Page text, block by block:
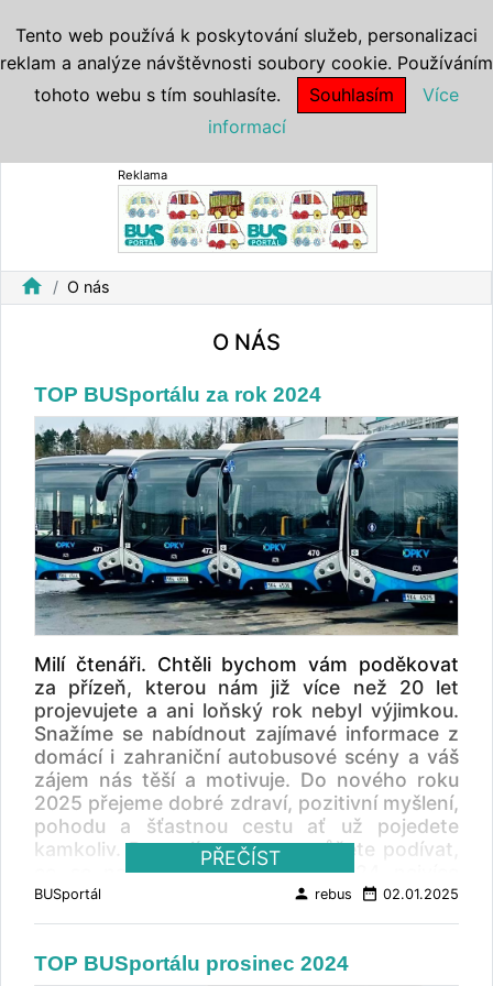
Reklama
home O nás
O NÁS
TOP BUSportálu za rok 2024
Milí čtenáři. Chtěli bychom vám poděkovat
za přízeň, kterou nám již více než 20 let
projevujete a ani loňský rok nebyl výjimkou.
Snažíme se nabídnout zajímavé informace z
domácí i zahraniční autobusové scény a váš
zájem nás těší a motivuje. Do nového roku
2025 přejeme dobré zdraví, pozitivní myšlení,
pohodu a šťastnou cestu ať už pojedete
kamkoliv. Pro zajímavost se můžete podívat,
co se na Busportálu v roce 2024 nejvíce
četlo.
TOP 2024: V Karlových Varech jezdí první
dopravce pro všech osm oblastí SOR
PŘEČÍST
BUSportál person rebus date_range 02.01.2025
TOP BUSportálu prosinec 2024
Tento web používá k poskytování služeb, personalizaci
reklam a analýze návštěvnosti soubory cookie. Používáním
tohoto webu s tím souhlasíte.
Souhlasím
Více
informací